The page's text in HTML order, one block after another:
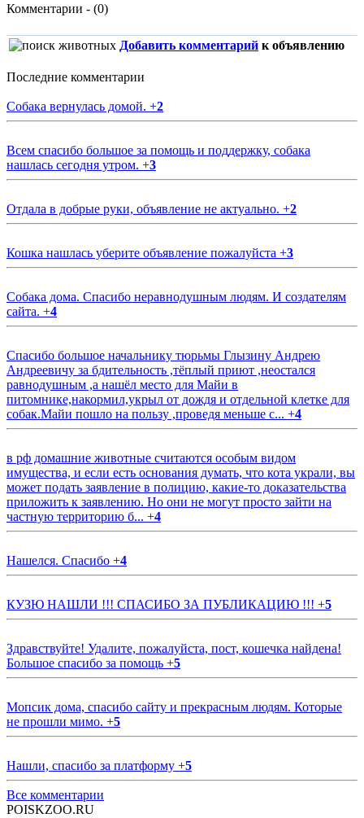
Комментарии - (0)
Добавить комментарий к объявлению
Последние комментарии
Собака вернулась домой. +2
Всем спасибо большое за помощь и поддержку, собака
нашлась сегодня утром. +3
Отдала в добрые руки, объявление не актуально. +2
Кошка нашлась уберите объявление пожалуйста +3
Собака дома. Спасибо неравнодушным людям. И создателям
сайта. +4
Спасибо большое начальнику тюрьмы Глызину Андрею
Андреевичу за бдительность ,тёплый приют ,неостался
равнодушным ,а нашёл место для Майи в
питомнике,накормил,укрыл от дождя и отдельной клетке для
собак.Майи пошло на пользу ,проведя меньше с... +4
в рф домашние животные считаются особым видом
имущества, и если есть основания думать, что кота украли, вы
может подать заявление в полицию, какие-то доказательства
приложить к заявлению. Но они не могут просто зайти на
частную территорию б... +4
Нашелся. Спасибо +4
КУЗЮ НАШЛИ !!! СПАСИБО ЗА ПУБЛИКАЦИЮ !!! +5
Здравствуйте! Удалите, пожалуйста, пост, кошечка найдена!
Большое спасибо за помощь +5
Мопсик дома, спасибо сайту и прекрасным людям. Которые
не прошли мимо. +5
Нашли, спасибо за платформу +5
Все комментарии
POISKZOO.RU